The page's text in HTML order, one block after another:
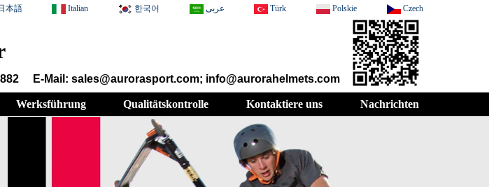
本語 Italian 한국어 عربى Türk Polskie Czech
E-Mail: sales@aurorasport.com; info@aurorahelmets.com
Werksführung Qualitätskontrolle Kontaktiere uns Nachrichten